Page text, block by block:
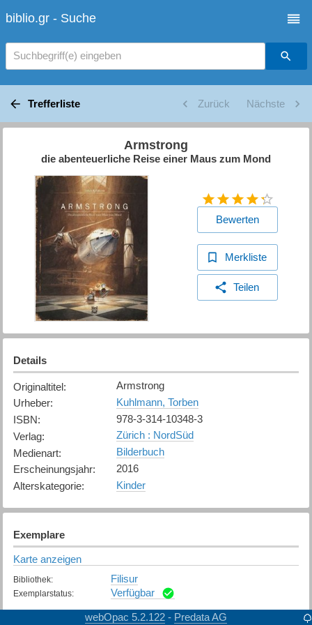
biblio.gr - Suche
Suchbegriff(e) eingeben
Trefferliste Zurück Nächste
Armstrong
die abenteuerliche Reise einer Maus zum Mond
Bewerten
Merkliste
Teilen
Details
Originaltitel:
Armstrong
Urheber:
Kuhlmann, Torben
ISBN:
978-3-314-10348-3
Verlag:
Zürich : NordSüd
Medienart:
Bilderbuch
Erscheinungsjahr:
2016
Alterskategorie: Kinder
Exemplare
Karte anzeigen
Bibliothek: Filisur
Exemplarstatus: Verfügbar
Bonaduz
webOpac 5.2.122 - Predata AG